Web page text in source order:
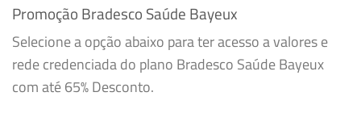
Promoção Bradesco Saúde Bayeux
Selecione a opção abaixo para ter acesso a valores e
rede credenciada do plano Bradesco Saúde Bayeux
com até 65% Desconto.